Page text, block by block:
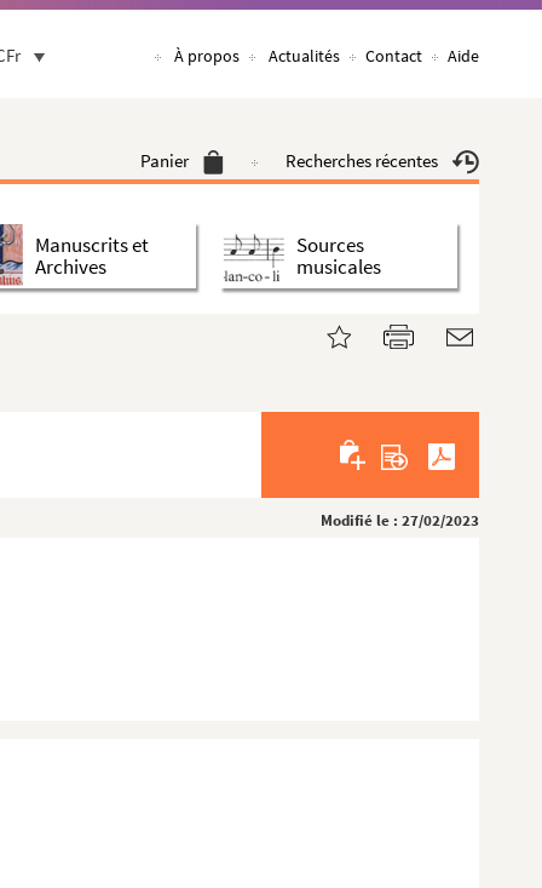
À propos Actualités Contact Aide
Panier Recherches récentes
Manuscrits et
Archives
Sources
musicales
Modifié le : 27/02/2023